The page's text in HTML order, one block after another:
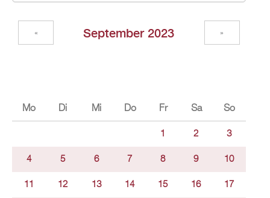
September 2023
« »
Mo Di Mi Do Fr Sa So
1 2 3
4 5 6 7 8 9 10
11 12 13 14 15 16 17